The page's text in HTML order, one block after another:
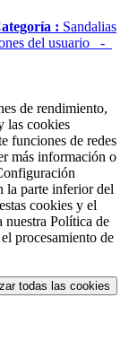
: Sandalias
del usuario
-
de rendimiento,
las cookies
funciones de redes
más información o
la parte inferior del
cookies y el
nuestra Política de
procesamiento de
todas las cookies